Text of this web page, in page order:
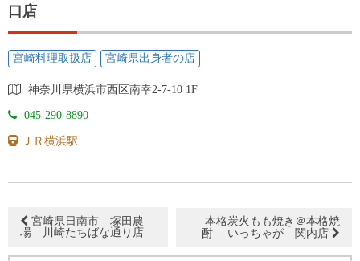
口店
宮崎料理取扱店 宮崎県出身者の店
神奈川県横浜市西区南幸2-7-10 1F
045-290-8890
ＪＲ横浜駅
宮崎県日南市 塚田農
場 川崎たちばな通り店
本格炭火もも焼き＠本格焼
酎 いっちゃが 関内店